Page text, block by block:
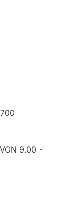
9.00 -